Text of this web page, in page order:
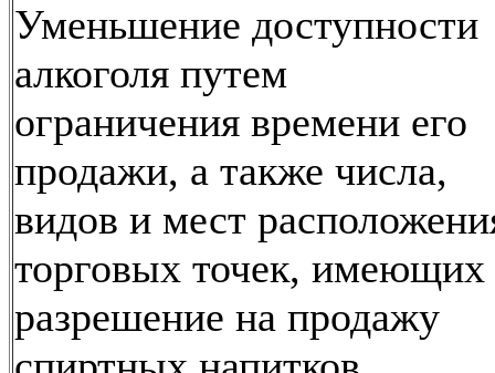
Уменьшение доступности
алкоголя путем
ограничения времени его
продажи, а также числа,
видов и мест
торговых точек, имеющих
разрешение на продажу